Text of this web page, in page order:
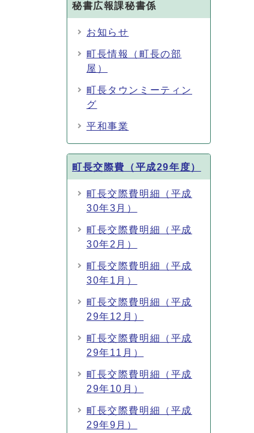
秘書広報課秘書係
お知らせ
町長情報（町長の部
屋）
町長タウンミーティン
グ
平和事業
町長交際費（平成29年度）
町長交際費明細（平成
30年3月）
町長交際費明細（平成
30年2月）
町長交際費明細（平成
30年1月）
町長交際費明細（平成
29年12月）
町長交際費明細（平成
29年11月）
町長交際費明細（平成
29年10月）
町長交際費明細（平成
29年9月）